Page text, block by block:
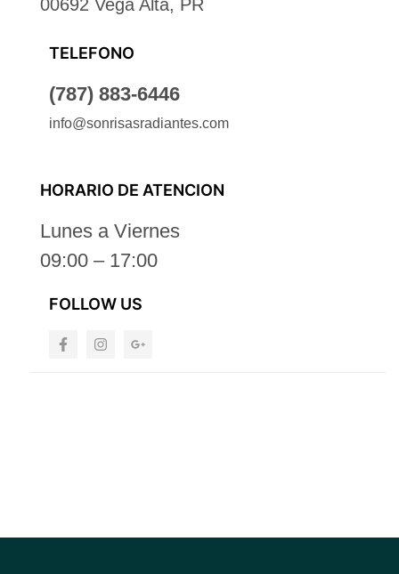
00692 Vega Alta, PR
TELEFONO
(787) 883-6446
info@sonrisasradiantes.com
HORARIO DE ATENCION
Lunes a Viernes
09:00 – 17:00
FOLLOW US